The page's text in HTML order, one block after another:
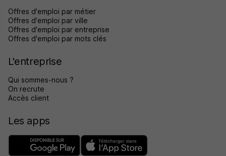
Offres d'emploi par métier
Offres d'emploi par ville
Offres d'emploi par entreprise
Offres d'emploi par mots clés
L'entreprise
Qui sommes-nous ?
On recrute
Accès client
Les apps